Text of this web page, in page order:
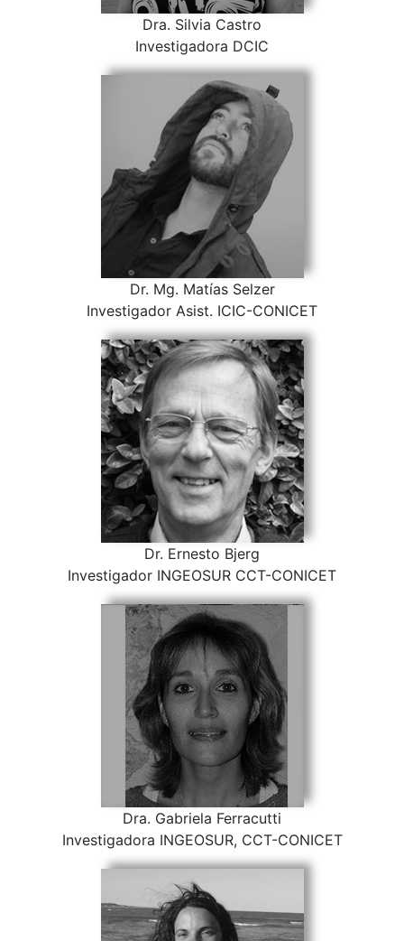
Dra. Silvia Castro
Investigadora DCIC
Dr. Mg. Matías Selzer
Investigador Asist. ICIC-CONICET
Dr. Ernesto Bjerg
Investigador INGEOSUR CCT-CONICET
Dra. Gabriela Ferracutti
Investigadora INGEOSUR, CCT-CONICET